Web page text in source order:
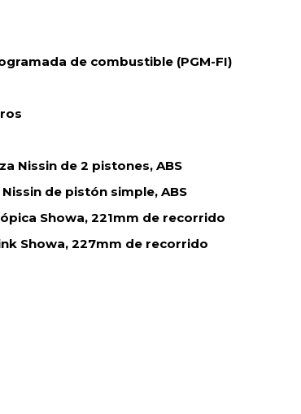
de combustible (PGM-FI)
Nissin de 2 pistones, ABS
de pistón simple, ABS
Showa, 221mm de recorrido
Showa, 227mm de recorrido